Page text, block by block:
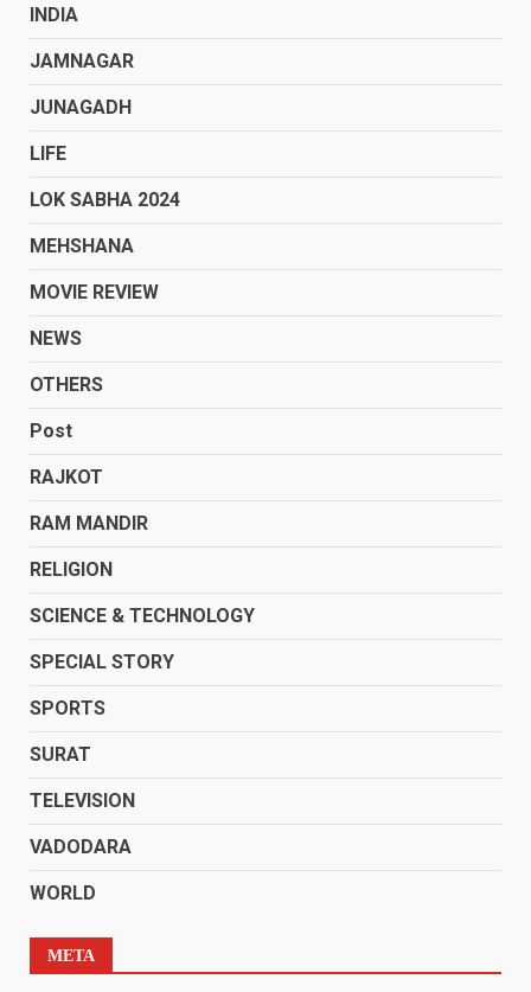
INDIA
JAMNAGAR
JUNAGADH
LIFE
LOK SABHA 2024
MEHSHANA
MOVIE REVIEW
NEWS
OTHERS
Post
RAJKOT
RAM MANDIR
RELIGION
SCIENCE & TECHNOLOGY
SPECIAL STORY
SPORTS
SURAT
TELEVISION
VADODARA
WORLD
META